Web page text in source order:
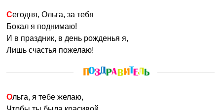
Сегодня, Ольга, за тебя
Бокал я поднимаю!
И в праздник, в день рожденья я,
Лишь счастья пожелаю!
Ольга, я тебе желаю,